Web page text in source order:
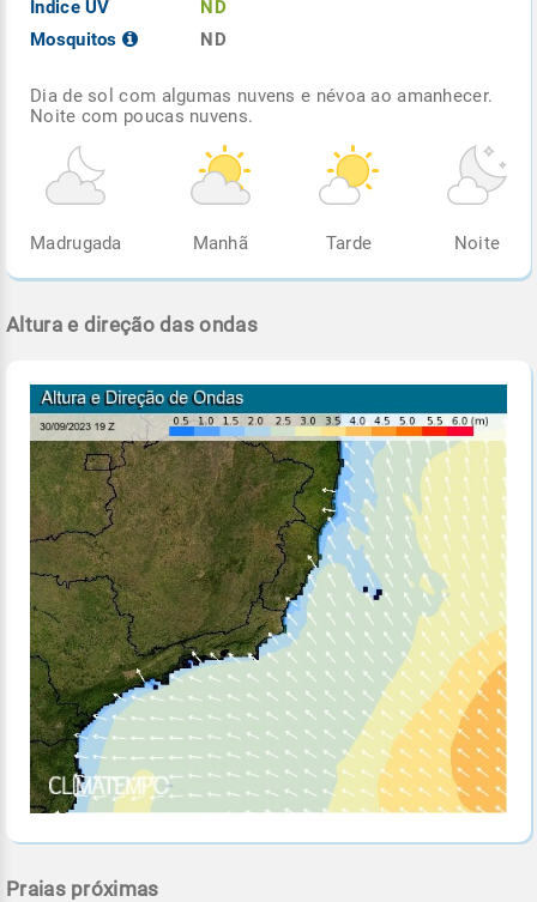
Índice UV
Mosquitos
ND
ND
Dia de sol com algumas nuvens e névoa ao amanhecer.
Noite com poucas nuvens.
Madrugada Manhã Tarde Noite
Altura e direção das ondas
Praias próximas